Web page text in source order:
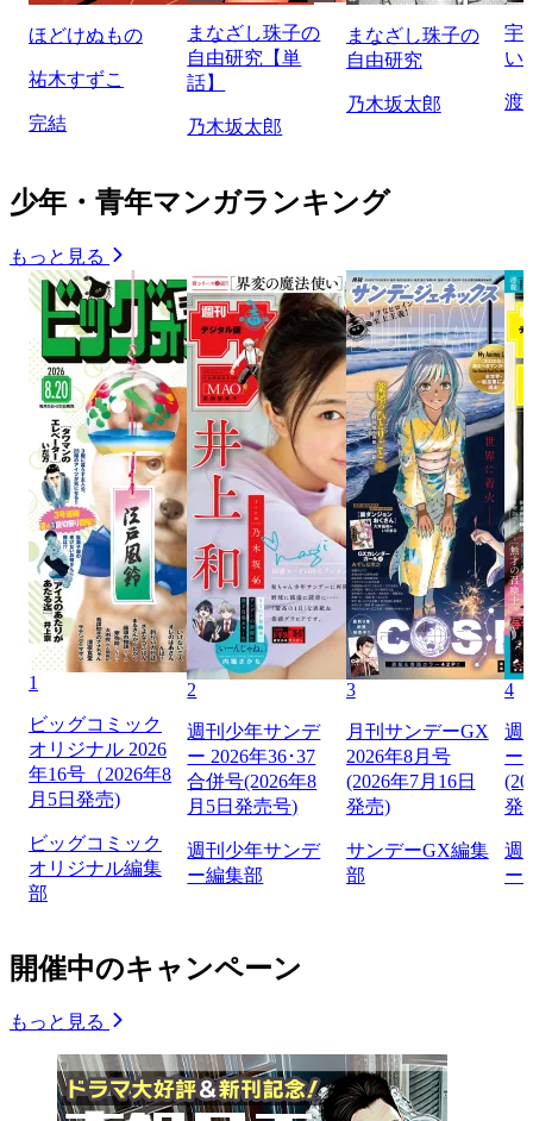
ほどけぬもの
祐木すずこ
完結
まなざし珠子の
自由研究【単
話】
乃木坂太郎
まなざし珠子の
自由研究
乃木坂太郎
宇
い
渡
少年・青年マンガランキング
もっと見る
1
ビッグコミック
オリジナル 2026
年16号（2026年8
月5日発売)
ビッグコミック
オリジナル編集
部
2
週刊少年サンデ
ー 2026年36･37
合併号(2026年8
月5日発売号)
週刊少年サンデ
ー編集部
3
月刊サンデーGX
2026年8月号
(2026年7月16日
発売)
サンデーGX編集
部
4
週
ー
発
週
ー
開催中のキャンペーン
もっと見る